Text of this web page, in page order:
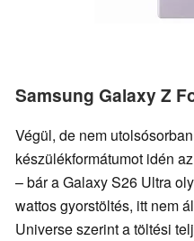
Samsung Galaxy Z
Végül, de nem
készülékformátumot idén
– bár a Galaxy S26 Ultra
wattos gyorstöltés, itt nem
Universe szerint a töltési